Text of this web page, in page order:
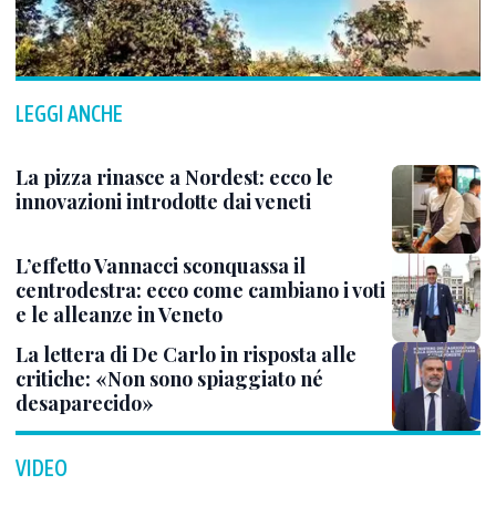
LEGGI ANCHE
La pizza rinasce a Nordest: ecco le
innovazioni introdotte dai veneti
L’effetto Vannacci sconquassa il
centrodestra: ecco come cambiano i voti
e le alleanze in Veneto
La lettera di De Carlo in risposta alle
critiche: «Non sono spiaggiato né
desaparecido»
VIDEO